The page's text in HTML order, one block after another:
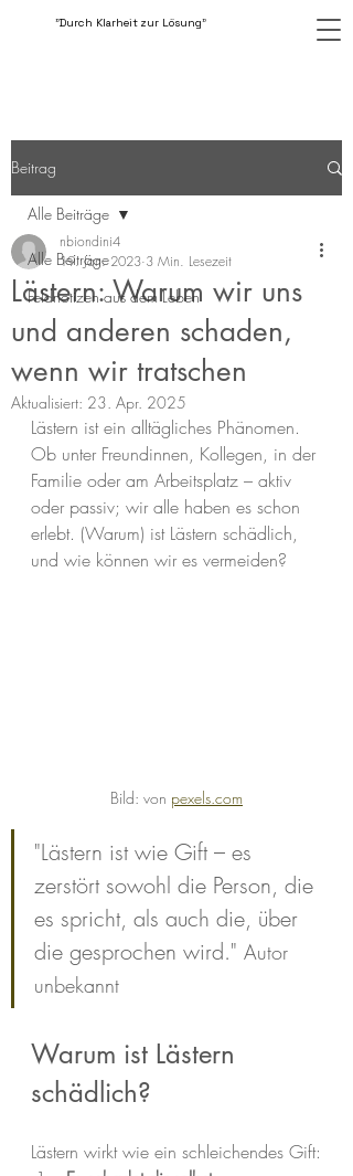
"Durch Klarheit zur Lösung"
Beitrag
Alle Beiträge
Feldnotizen aus dem Leben
Alle Beiträge
Lästern: Warum wir uns
und anderen schaden,
wenn wir tratschen
nbiondini4
19. Jan. 2023 3 Min. Lesezeit
Aktualisiert: 23. Apr. 2025
Lästern ist ein alltägliches Phänomen.
Ob unter Freundinnen, Kollegen, in der
Familie oder am Arbeitsplatz – aktiv
oder passiv; wir alle haben es schon
erlebt. (Warum) ist Lästern schädlich,
und wie können wir es vermeiden?
Bild: von pexels.com
"Lästern ist wie Gift – es
zerstört sowohl die Person, die
es spricht, als auch die, über
die gesprochen wird." Autor
unbekannt
Warum ist Lästern
schädlich?
Lästern wirkt wie ein schleichendes Gift: